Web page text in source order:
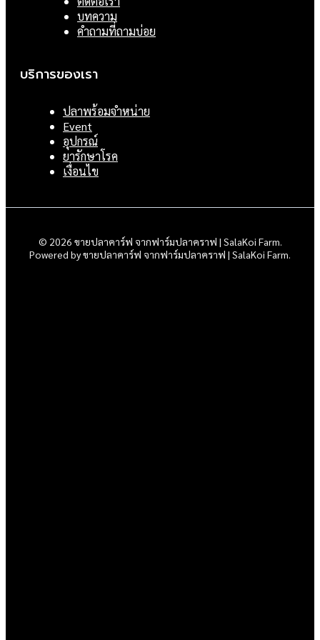
บทความ
คำถามที่ถามบ่อย
บริการของเรา
ปลาพร้อมจำหน่าย
Event
อุปกรณ์
ยารักษาโรค
เงื่อนไข
© 2026 ขายปลาคาร์ฟ จากฟาร์มปลาคราฟ | SalaKoi Farm.
Powered by ขายปลาคาร์ฟ จากฟาร์มปลาคราฟ | SalaKoi Farm.